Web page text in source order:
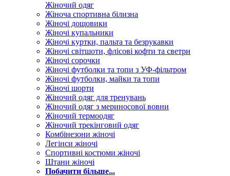
Жіночий одяг
Жіноча спортивна білизна
Жіночі дощовики
Жіночі купальники
Жіночі куртки, пальта та безрукавки
Жіночі світшоти, флісові кофти та светри
Жіночі сорочки
Жіночі футболки та топи з УФ-фільтром
Жіночі футболки, майки та топи
Жіночі шорти
Жіночий одяг для тренувань
Жіночий одяг з мериносової вовни
Жіночий термоодяг
Жіночий трекінговий одяг
Комбінезони жіночі
Легінси жіночі
Спортивні костюми жіночі
Штани жіночі
Побачити більше...